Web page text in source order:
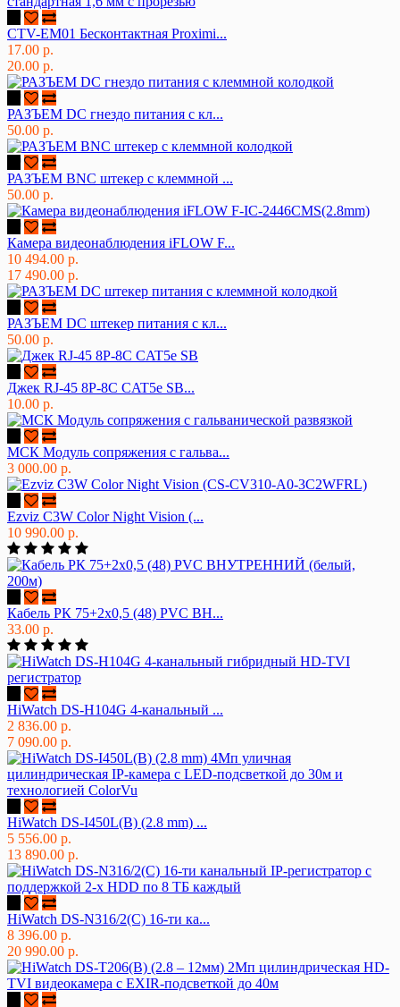
CTV-EM01 Бесконтактная Proximi...
17.00 р.
20.00 р.
РАЗЪЕМ DC гнездо питания с кл...
50.00 р.
РАЗЪЕМ BNC штекер с клеммной ...
50.00 р.
Камера видеонаблюдения iFLOW F...
10 494.00 р.
17 490.00 р.
РАЗЪЕМ DC штекер питания с кл...
50.00 р.
Джек RJ-45 8P-8C CAT5e SB...
10.00 р.
МСК Модуль сопряжения с гальва...
3 000.00 р.
Ezviz C3W Color Night Vision (...
10 990.00 р.
Кабель РК 75+2х0,5 (48) PVC ВН...
33.00 р.
HiWatch DS-H104G 4-канальный ...
2 836.00 р.
7 090.00 р.
HiWatch DS-I450L(B) (2.8 mm) ...
5 556.00 р.
13 890.00 р.
HiWatch DS-N316/2(C) 16-ти ка...
8 396.00 р.
20 990.00 р.